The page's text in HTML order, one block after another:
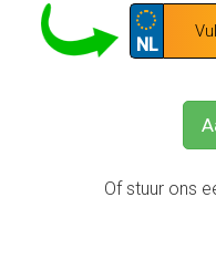
NL
Of stuur ons